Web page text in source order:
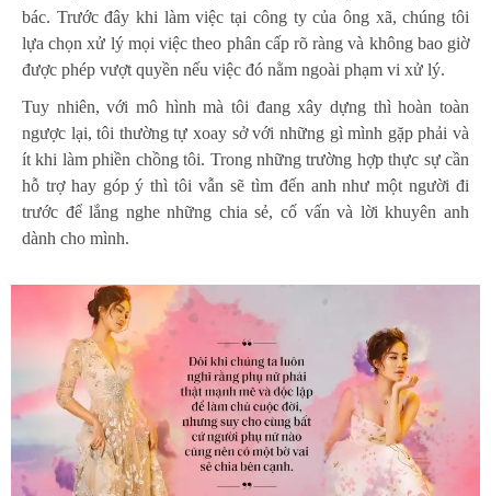
bác. Trước đây khi làm việc tại công ty của ông xã, chúng tôi
lựa chọn xử lý mọi việc theo phân cấp rõ ràng và không bao giờ
được phép vượt quyền nếu việc đó nằm ngoài phạm vi xử lý.
Tuy nhiên, với mô hình mà tôi đang xây dựng thì hoàn toàn
ngược lại, tôi thường tự xoay sở với những gì mình gặp phải và
ít khi làm phiền chồng tôi. Trong những trường hợp thực sự cần
hỗ trợ hay góp ý thì tôi vẫn sẽ tìm đến anh như một người đi
trước để lắng nghe những chia sẻ, cố vấn và lời khuyên anh
dành cho mình.